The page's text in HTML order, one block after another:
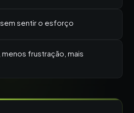
sentir o esforço
frustração, mais